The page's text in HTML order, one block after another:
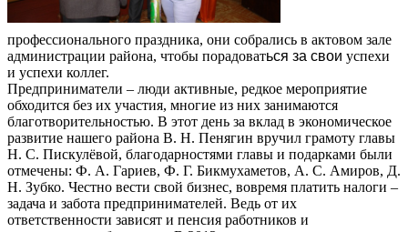
профессионального праздника, они собрались в актовом зале
администрации района, чтобы порадоваться за свои успехи
и успехи коллег.
Предприниматели – люди активные, редкое мероприятие
обходится без их участия, многие из них занимаются
благотворительностью. В этот день за вклад в экономическое
развитие нашего района В. Н. Пенягин вручил грамоту главы
Н. С. Пискулёвой, благодарностями главы и подарками были
отмечены: Ф. А. Гариев, Ф. Г. Бикмухаметов, А. С. Амиров, Д.
Н. Зубко. Честно вести свой бизнес, вовремя платить налоги –
задача и забота предпринимателей. Ведь от их
ответственности зависят и пенсия работников и